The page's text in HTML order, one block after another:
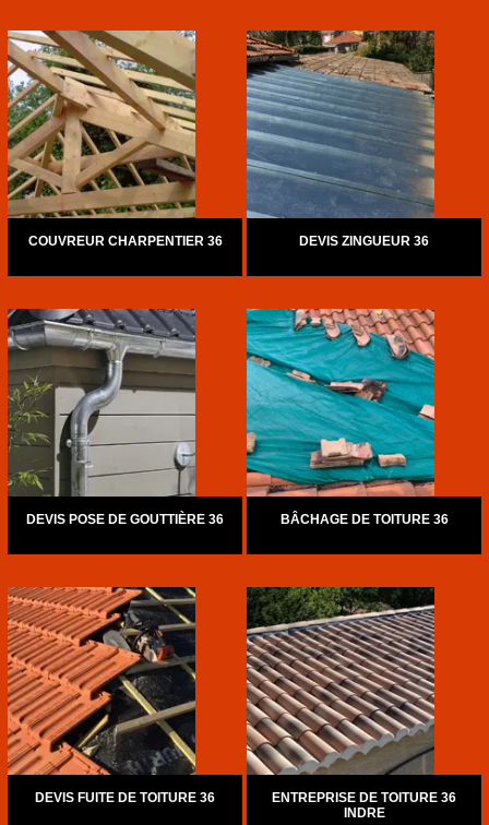
COUVREUR CHARPENTIER 36 DEVIS ZINGUEUR 36
DEVIS POSE DE GOUTTIÈRE 36 BÂCHAGE DE TOITURE 36
DEVIS FUITE DE TOITURE 36
ENTREPRISE DE TOITURE 36
INDRE